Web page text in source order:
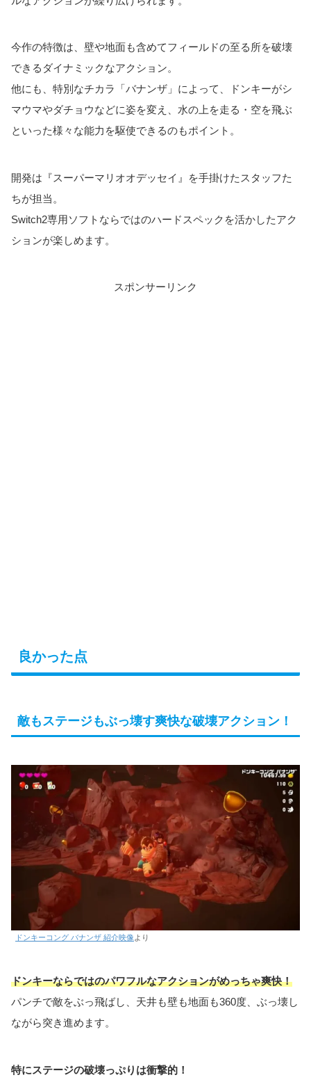
今作の特徴は、壁や地面も含めてフィールドの至る所を破壊
できるダイナミックなアクション。
他にも、特別なチカラ「バナンザ」によって、ドンキーがシ
マウマやダチョウなどに姿を変え、水の上を走る・空を飛ぶ
といった様々な能力を駆使できるのもポイント。
開発は『スーパーマリオオデッセイ』を手掛けたスタッフた
ちが担当。
Switch2専用ソフトならではのハードスペックを活かしたアク
ションが楽しめます。
スポンサーリンク
良かった点
敵もステージもぶっ壊す爽快な破壊アクション！
ドンキーコング バナンザ 紹介映像 より
ドンキーならではのパワフルなアクションがめっちゃ爽快！
パンチで敵をぶっ飛ばし、天井も壁も地面も360度、ぶっ壊し
ながら突き進めます。
特にステージの破壊っぷりは衝撃的！